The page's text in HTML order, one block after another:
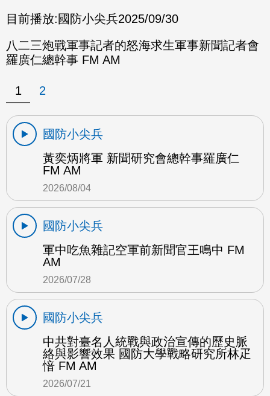
目前播放: 國防小尖兵2025/09/30
八二三炮戰軍事記者的怒海求生軍事新聞記者會
羅廣仁總幹事 FM AM
1 2
國防小尖兵
黃奕炳將軍 新聞研究會總幹事羅廣仁
FM AM
2026/08/04
國防小尖兵
軍中吃魚雜記空軍前新聞官王鳴中 FM
AM
2026/07/28
國防小尖兵
中共對臺名人統戰與政治宣傳的歷史脈
絡與影響效果 國防大學戰略研究所林疋
愔 FM AM
2026/07/21